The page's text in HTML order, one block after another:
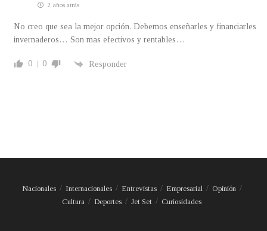
2 años atrás
No creo que sea la mejor opción. Debemos enseñarles y financiarles
invernaderos… Son mas efectivos y rentables…
0 0 Responder
Nacionales Internacionales Entrevistas Empresarial
Opinión
Cultura
Deportes Jet Set Curiosidades